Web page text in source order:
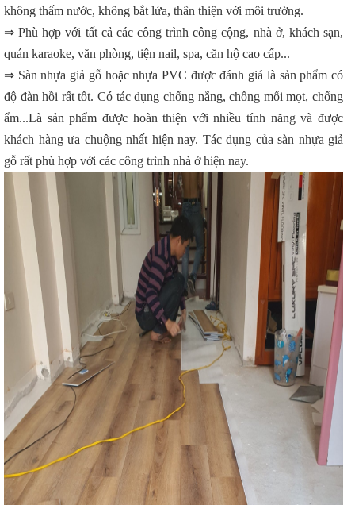
không thấm nước, không bắt lửa, thân thiện với môi trường.
⇒ Phù hợp với tất cả các công trình công cộng, nhà ở, khách sạn,
quán karaoke, văn phòng, tiện nail, spa, căn hộ cao cấp...
⇒ Sàn nhựa giả gỗ hoặc nhựa PVC được đánh giá là sản phẩm có
độ đàn hồi rất tốt. Có tác dụng chống nắng, chống mối mọt, chống
ẩm...Là sản phẩm được hoàn thiện với nhiều tính năng và được
khách hàng ưa chuộng nhất hiện nay. Tác dụng của sàn nhựa giả
gỗ rất phù hợp với các công trình nhà ở hiện nay.